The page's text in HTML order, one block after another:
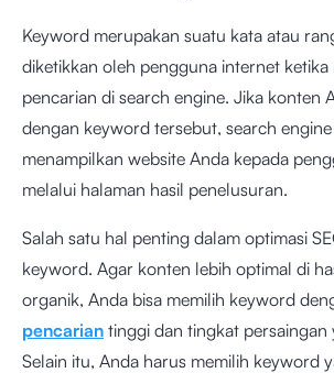
Keyword merupakan suatu kata atau
diketikkan oleh pengguna internet ketika
pencarian di search engine. Jika konten
dengan keyword tersebut, search
menampilkan website Anda kepada
melalui halaman hasil penelusuran.
Salah satu hal penting dalam optimasi
keyword. Agar konten lebih optimal di
organik, Anda bisa memilih keyword
pencarian tinggi dan tingkat persaingan
Selain itu, Anda harus memilih keyword